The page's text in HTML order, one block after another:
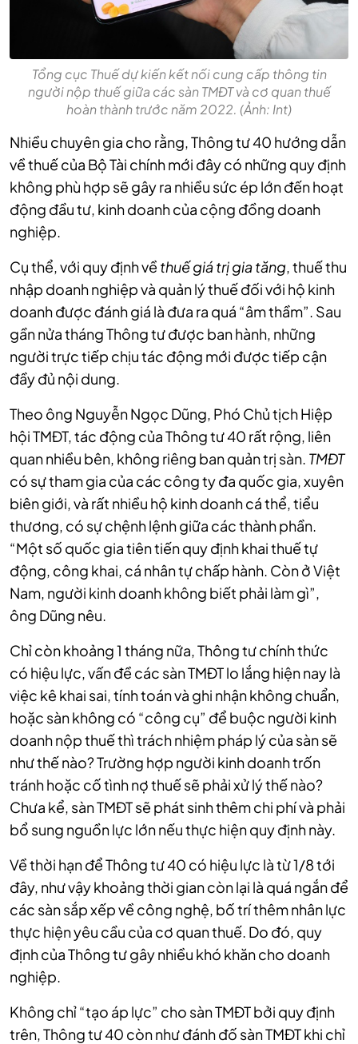
Tổng cục Thuế dự kiến kết nối cung cấp thông tin
người nộp thuế giữa các sàn TMĐT và cơ quan thuế
hoàn thành trước năm 2022. (Ảnh: Int)
Nhiều chuyên gia cho rằng, Thông tư 40 hướng dẫn
về thuế của Bộ Tài chính mới đây có những quy định
không phù hợp sẽ gây ra nhiều sức ép lớn đến hoạt
động đầu tư, kinh doanh của cộng đồng doanh
nghiệp.
Cụ thể, với quy định về thuế giá trị gia tăng, thuế thu
nhập doanh nghiệp và quản lý thuế đối với hộ kinh
doanh được đánh giá là đưa ra quá “âm thầm”. Sau
gần nửa tháng Thông tư được ban hành, những
người trực tiếp chịu tác động mới được tiếp cận
đầy đủ nội dung.
Theo ông Nguyễn Ngọc Dũng, Phó Chủ tịch Hiệp
hội TMĐT, tác động của Thông tư 40 rất rộng, liên
quan nhiều bên, không riêng ban quản trị sàn. TMĐT
có sự tham gia của các công ty đa quốc gia, xuyên
biên giới, và rất nhiều hộ kinh doanh cá thể, tiểu
thương, có sự chệnh lệnh giữa các thành phần.
“Một số quốc gia tiên tiến quy định khai thuế tự
động, công khai, cá nhân tự chấp hành. Còn ở Việt
Nam, người kinh doanh không biết phải làm gì”,
ông Dũng nêu.
Chỉ còn khoảng 1 tháng nữa, Thông tư chính thức
có hiệu lực, vấn đề các sàn TMĐT lo lắng hiện nay là
việc kê khai sai, tính toán và ghi nhận không chuẩn,
hoặc sàn không có “công cụ” để buộc người kinh
doanh nộp thuế thì trách nhiệm pháp lý của sàn sẽ
như thế nào? Trường hợp người kinh doanh trốn
tránh hoặc cố tình nợ thuế sẽ phải xử lý thế nào?
Chưa kể, sàn TMĐT sẽ phát sinh thêm chi phí và phải
bổ sung nguồn lực lớn nếu thực hiện quy định này.
Về thời hạn để Thông tư 40 có hiệu lực là từ 1/8 tới
đây, như vậy khoảng thời gian còn lại là quá ngắn để
các sàn sắp xếp về công nghệ, bố trí thêm nhân lực
thực hiện yêu cầu của cơ quan thuế. Do đó, quy
định của Thông tư gây nhiều khó khăn cho doanh
nghiệp.
Không chỉ “tạo áp lực” cho sàn TMĐT bởi quy định
trên, Thông tư 40 còn như đánh đố sàn TMĐT khi chỉ